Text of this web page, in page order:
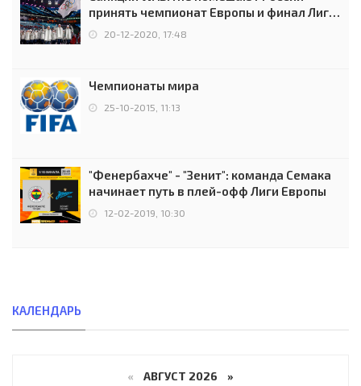
принять чемпионат Европы и финал Лиги
чемпионов.
20-12-2020, 17:48
Чемпионаты мира
25-10-2015, 11:13
"Фенербахче" - "Зенит": команда Семака
начинает путь в плей-офф Лиги Европы
12-02-2019, 10:30
КАЛЕНДАРЬ
« АВГУСТ 2026 »